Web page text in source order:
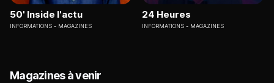
50' Inside l'actu
INFORMATIONS MAGAZINES
24 Heures
INFORMATIONS MAGAZINES
Magazines à venir